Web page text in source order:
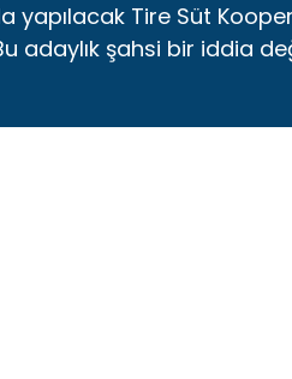
yapılacak Tire Süt
adaylık şahsi bir iddia